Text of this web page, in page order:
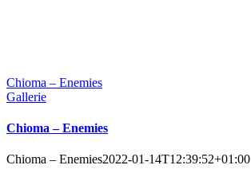
Chioma – Enemies
Gallerie
Chioma – Enemies
Chioma – Enemies2022-01-14T12:39:52+01:00